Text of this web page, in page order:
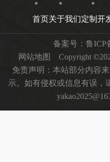
首页关于我们定制开
备案号： 鲁ICP
网站地图
Copyright
免责声明：本站部分内容
示。如有侵权或信息有误，